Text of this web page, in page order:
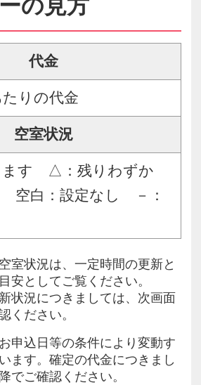
の見方
代金
りの代金
空室状況
ます △：残りわずか
空白：設定なし －：
室状況は、一定時間の更新と
安としてご覧ください。
状況につきましては、次画面
ください。
申込日等の条件により変動す
ます。確定の代金につきまし
でご確認ください。